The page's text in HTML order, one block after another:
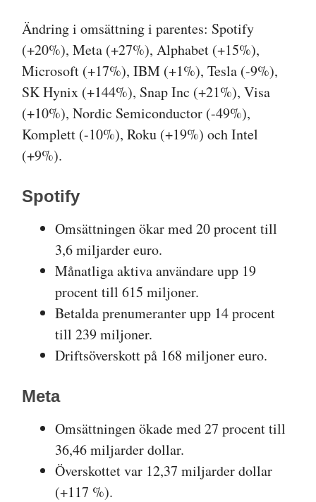
Ändring i omsättning i parentes: Spotify
(+20%), Meta (+27%), Alphabet (+15%),
Microsoft (+17%), IBM (+1%), Tesla (-9%),
SK Hynix (+144%), Snap Inc (+21%), Visa
(+10%), Nordic Semiconductor (-49%),
Komplett (-10%), Roku (+19%) och Intel
(+9%).
Spotify
Omsättningen ökar med 20 procent till
3,6 miljarder euro.
Månatliga aktiva användare upp 19
procent till 615 miljoner.
Betalda prenumeranter upp 14 procent
till 239 miljoner.
Driftsöverskott på 168 miljoner euro.
Meta
Omsättningen ökade med 27 procent till
36,46 miljarder dollar.
Överskottet var 12,37 miljarder dollar
(+117 %).